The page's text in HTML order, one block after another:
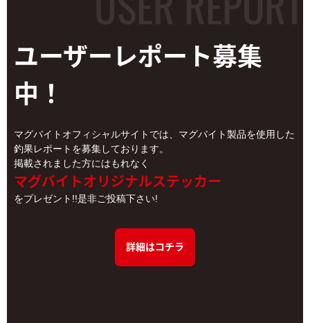
ユーザーレポート募集
中！
マグバイトオフィシャルサイトでは、マグバイト製品を使用した
釣果レポートを募集しております。
掲載されました方にはもれなく
マグバイトオリジナルステッカー
をプレゼント!!是非ご投稿下さい!
詳細はコチラ